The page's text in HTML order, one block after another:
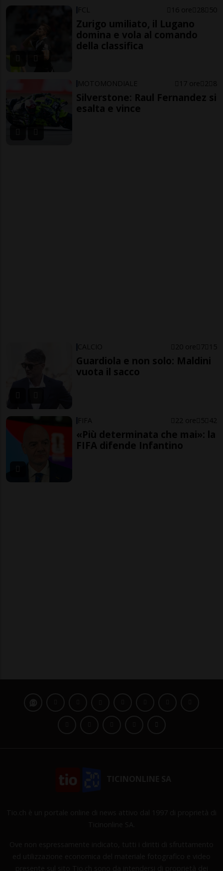
FCL 16 ore 28 50
Zurigo umiliato, il Lugano
domina e vola al comando
della classifica
MOTOMONDIALE 17 ore 2 8
Silverstone: Raul Fernandez si
esalta e vince
CALCIO 20 ore 7 15
Guardiola e non solo: Maldini
vuota il sacco
FIFA 22 ore 5 42
«Più determinata che mai»: la
FIFA difende Infantino